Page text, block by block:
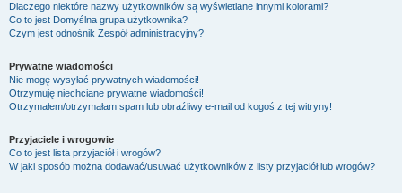
Dlaczego niektóre nazwy użytkowników są wyświetlane innymi kolorami?
Co to jest Domyślna grupa użytkownika?
Czym jest odnośnik Zespół administracyjny?
Prywatne wiadomości
Nie mogę wysyłać prywatnych wiadomości!
Otrzymuję niechciane prywatne wiadomości!
Otrzymałem/otrzymałam spam lub obraźliwy e-mail od kogoś z tej witryny!
Przyjaciele i wrogowie
Co to jest lista przyjaciół i wrogów?
W jaki sposób można dodawać/usuwać użytkowników z listy przyjaciół lub wrogów?